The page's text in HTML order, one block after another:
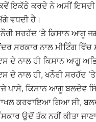
ਇਕੱਠੇ ਕਰਦੇ ਨੇ ਅਸੀਂ ਇਸਦੀ
ਵਧਦੀ ਹੈ।
ਸਰਹੱਦ ‘ਤੇ ਕਿਸਾਨ ਆਗੂ
ਸਰਕਾਰ ਨਾਲ ਮੀਟਿੰਗ
ਦੇ ਨਾਲ ਹੀ ਕਿਸਾਨ ਆਗੂ
ਦੇ ਨਾਲ ਹੀ, ਖਨੌਰੀ ਸਰਹੱਦ
ਪਾਸੇ, ਕਿਸਾਨ ਆਗੂ ਬਲਦੇਵ
ਕਰਵਾਇਆ ਗਿਆ ਸੀ,
ਉਦੋਂ ਤੱਕ ਨਹੀਂ ਕੀਤਾ